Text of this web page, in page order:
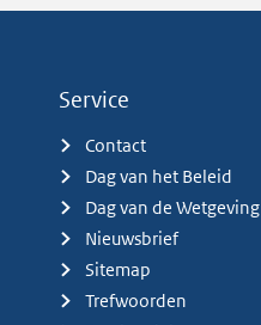
Service
Contact
Dag van het Beleid
Dag van de Wetgeving
Nieuwsbrief
Sitemap
Trefwoorden